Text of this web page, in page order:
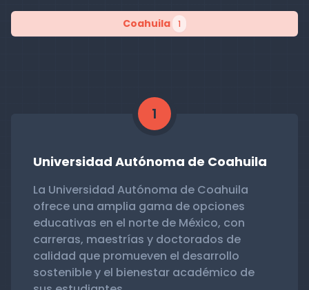
Coahuila 1
1
Universidad Autónoma de Coahuila
La Universidad Autónoma de Coahuila
ofrece una amplia gama de opciones
educativas en el norte de México, con
carreras, maestrías y doctorados de
calidad que promueven el desarrollo
sostenible y el bienestar académico de